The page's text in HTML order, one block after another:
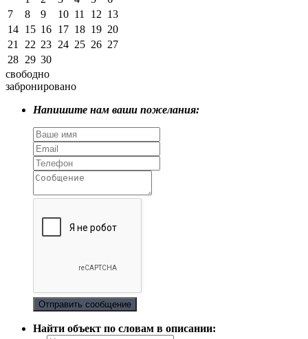
7
8 9 10 11 12 13
14 15 16 17 18 19 20
21
22 23 24 25 26 27
28 29 30
свободно
забронировано
Напишите нам ваши пожелания:
Отправить сообщение
Найти объект по словам в описании: